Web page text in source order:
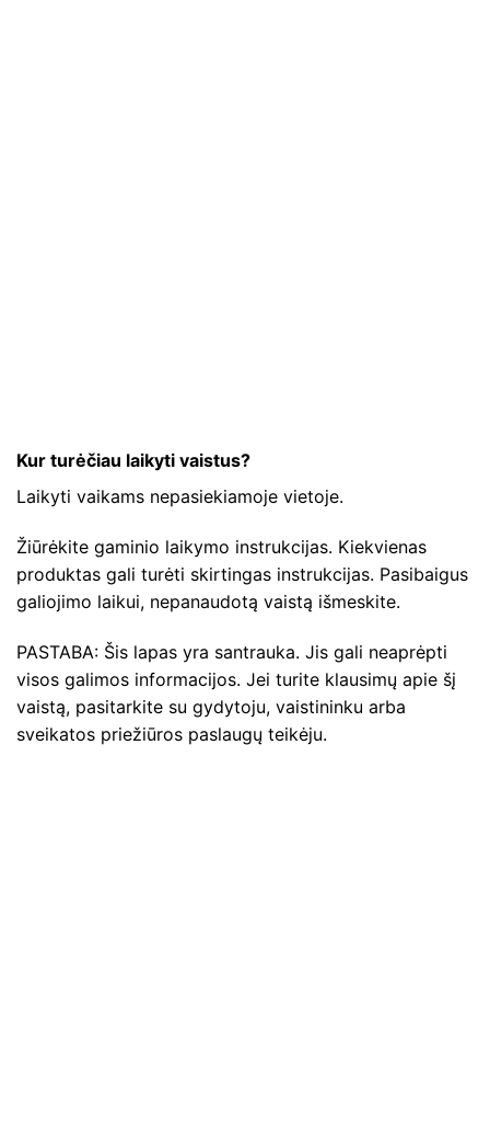
Kur turėčiau laikyti vaistus?
Laikyti vaikams nepasiekiamoje vietoje.
Žiūrėkite gaminio laikymo instrukcijas. Kiekvienas
produktas gali turėti skirtingas instrukcijas. Pasibaigus
galiojimo laikui, nepanaudotą vaistą išmeskite.
PASTABA: Šis lapas yra santrauka. Jis gali neaprėpti
visos galimos informacijos. Jei turite klausimų apie šį
vaistą, pasitarkite su gydytoju, vaistininku arba
sveikatos priežiūros paslaugų teikėju.